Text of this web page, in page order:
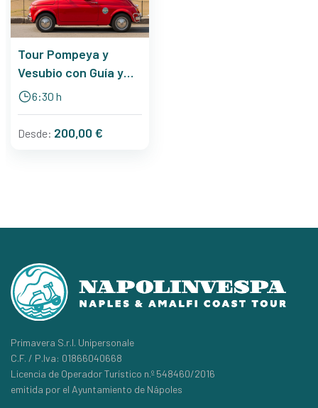
Tour Pompeya y
Vesubio con Guía y
conductor - Fiat
6:30 h
Desde: 200,00 €
Primavera S.r.l. Unipersonale
C.F. / P.Iva: 01866040668
Licencia de Operador Turístico n.º 548460/2016
emitida por el Ayuntamiento de Nápoles